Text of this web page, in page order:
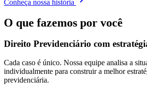
Conheça nossa história
O que fazemos por você
Direito Previdenciário com
Cada caso é único. Nossa equipe analisa a
individualmente para construir a melhor
previdenciária.